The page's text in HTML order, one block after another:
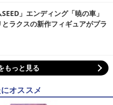
」エンディング「暁の車」
ラクスの新作フィギュアがプラ
もっと見る
オススメ